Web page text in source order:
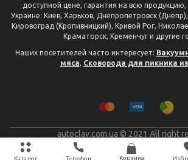
Каталог Телефон Корзина
доступной цене, гарантия на всю продукцию,
Украине: Киев, Харьков, Днепропетровск
Кировоград (Кропивницкий), Кривой Рог,
Краматорск, Кременчуг и другие
Наших посетителей часто интересует:
мяса, Сковорода для пикника
autoclav.com.ua © 2021 All right
разработано